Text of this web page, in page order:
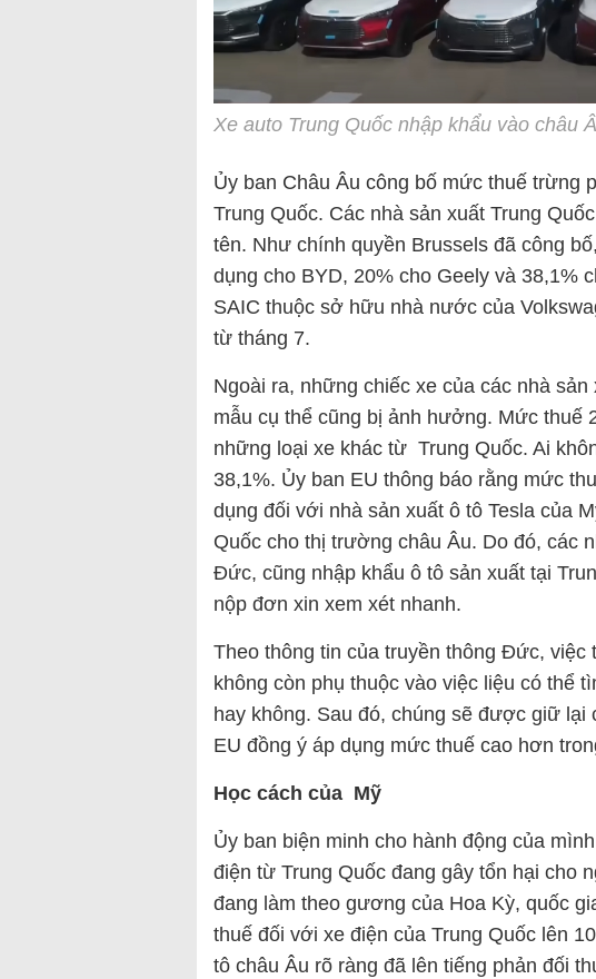
Xe auto Trung Quốc nhập khẩu vào châu
Ủy ban Châu Âu công bố mức thuế trừng
Trung Quốc. Các nhà sản xuất Trung
tên. Như chính quyền Brussels đã công
dụng cho BYD, 20% cho Geely và 38,1%
SAIC thuộc sở hữu nhà nước của
từ tháng 7.
Ngoài ra, những chiếc xe của các nhà
mẫu cụ thể cũng bị ảnh hưởng. Mức thuế
những loại xe khác từ Trung Quốc. Ai
38,1%. Ủy ban EU thông báo rằng mức
dụng đối với nhà sản xuất ô tô Tesla của
Quốc cho thị trường châu Âu. Do đó, các
Đức, cũng nhập khẩu ô tô sản xuất tại
nộp đơn xin xem xét nhanh.
Theo thông tin của truyền thông Đức,
không còn phụ thuộc vào việc liệu có thể
hay không. Sau đó, chúng sẽ được giữ
EU đồng ý áp dụng mức thuế cao hơn
Học cách của Mỹ
Ủy ban biện minh cho hành động của
điện từ Trung Quốc đang gây tổn hại cho
đang làm theo gương của Hoa Kỳ, quốc
thuế đối với xe điện của Trung Quốc lên
tô châu Âu rõ ràng đã lên tiếng phản đối